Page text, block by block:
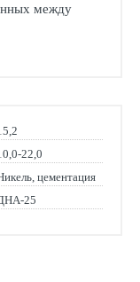
между
22,0
цементация
25